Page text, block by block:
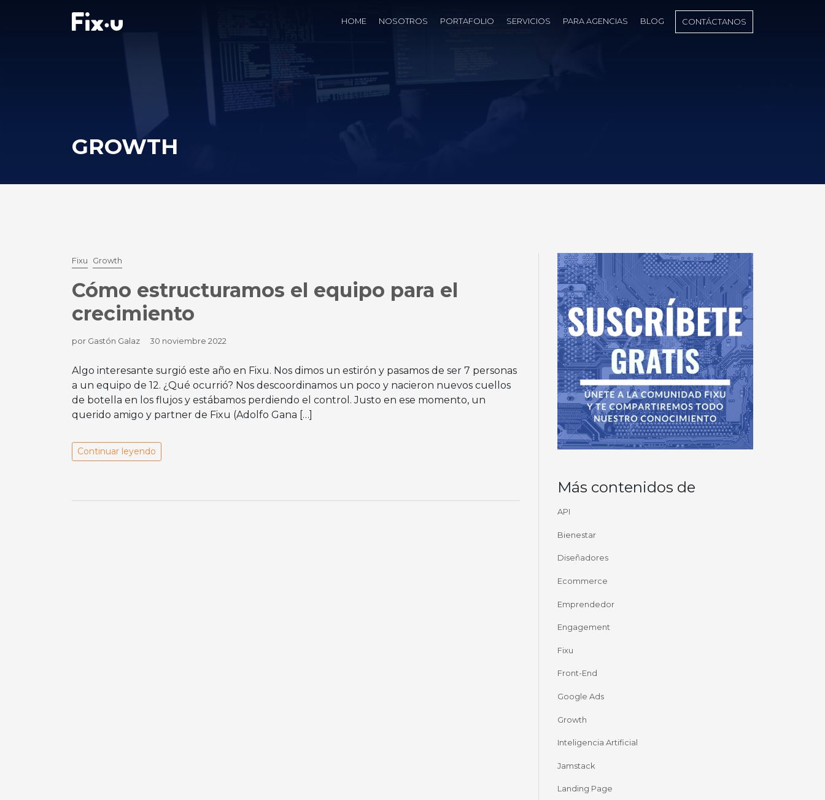
HOME NOSOTROS PORTAFOLIO SERVICIOS PARA AGENCIAS BLOG CONTÁCTANOS
GROWTH
Fixu Growth
Cómo estructuramos el equipo para el
crecimiento
por Gastón Galaz 30 noviembre 2022
Algo interesante surgió este año en Fixu. Nos dimos un estirón y pasamos de ser 7 personas
a un equipo de 12. ¿Qué ocurrió? Nos descoordinamos un poco y nacieron nuevos cuellos
de botella en los flujos y estábamos perdiendo el control. Justo en ese momento, un
querido amigo y partner de Fixu (Adolfo Gana […]
Continuar leyendo
Más contenidos de
API
Bienestar
Diseñadores
Ecommerce
Emprendedor
Engagement
Fixu
Front-End
Google Ads
Growth
Inteligencia Artificial
Jamstack
Landing Page